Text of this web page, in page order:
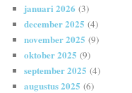
januari 2026 (3)
december 2025 (4)
november 2025 (9)
oktober 2025 (9)
september 2025 (4)
augustus 2025 (6)